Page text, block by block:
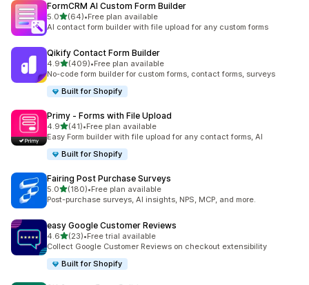
FormCRM AI Custom Form Builder
5.0별 5개 중
(64)
총 리뷰 64개
•Free plan available
AI contact form builder with file upload for any custom forms
Qikify Contact Form Builder
4.9별 5개 중
(409)
총 리뷰 409개
•Free plan available
No-code form builder for custom forms, contact forms, surveys
Built for Shopify
Primy ‑ Forms with File Upload
4.9별 5개 중
(41)
총 리뷰 41개
•Free plan available
Easy Form builder with file upload for any contact forms, AI
Built for Shopify
Fairing Post Purchase Surveys
5.0별 5개 중
(180)
총 리뷰 180개
•Free plan available
Post-purchase surveys, AI insights, NPS, MCP, and more.
easy Google Customer Reviews
4.6별 5개 중
(23)
총 리뷰 23개
•Free trial available
Collect Google Customer Reviews on checkout extensibility
Built for Shopify